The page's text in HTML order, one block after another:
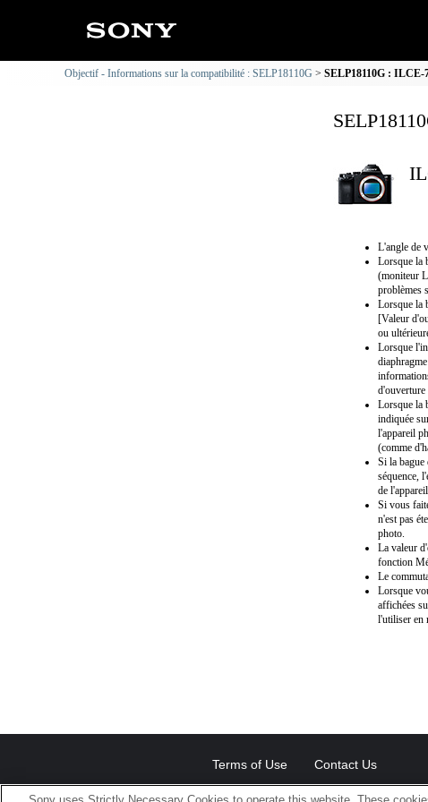
Objectif - Informations sur la compatibilité : SELP18110G SELP18110G :
L'angle de
Lorsque la
(moniteur
problèmes
Lorsque la
[Valeur
ou
Lorsque
d'ouverture
Lorsque la
indiquée
l'appareil
(comme
Si la bague
séquence,
de
Si vous
n'est pas
photo.
La valeur
fonction
Le
Lorsque
affichées
l'utiliser en
Terms of Use Contact Us